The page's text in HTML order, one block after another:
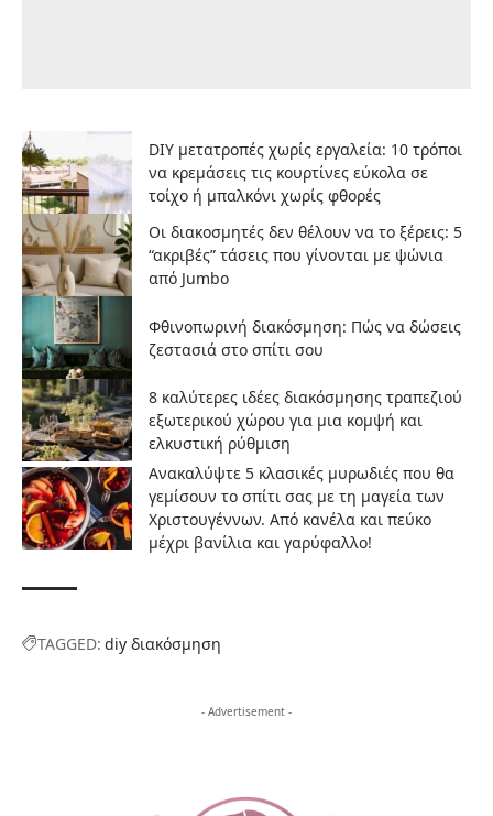
DIY μετατροπές χωρίς εργαλεία: 10 τρόποι
να κρεμάσεις τις κουρτίνες εύκολα σε
τοίχο ή μπαλκόνι χωρίς φθορές
Οι διακοσμητές δεν θέλουν να το ξέρεις: 5
“ακριβές” τάσεις που γίνονται με ψώνια
από Jumbo
Φθινοπωρινή διακόσμηση: Πώς να δώσεις
ζεστασιά στο σπίτι σου
8 καλύτερες ιδέες διακόσμησης τραπεζιού
εξωτερικού χώρου για μια κομψή και
ελκυστική ρύθμιση
Ανακαλύψτε 5 κλασικές μυρωδιές που θα
γεμίσουν το σπίτι σας με τη μαγεία των
Χριστουγέννων. Από κανέλα και πεύκο
μέχρι βανίλια και γαρύφαλλο!
TAGGED: diy διακόσμηση
- Advertisement -